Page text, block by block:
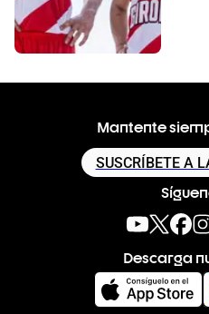
Mantente
SUSCRÍBETE A
Descarga